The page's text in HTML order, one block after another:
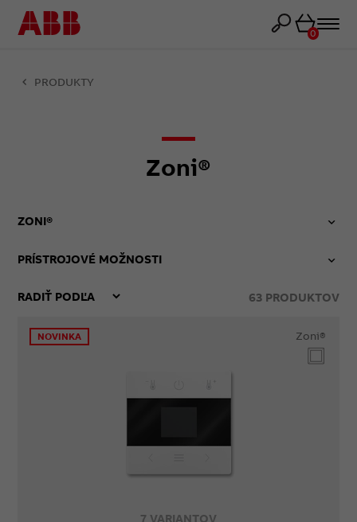
Košík
0
PRODUKTY
Zoni®
ZONI®
PRÍSTROJOVÉ MOŽNOSTI
63PRODUKTOV
7 VARIANTOV
NOVINKA Zoni®